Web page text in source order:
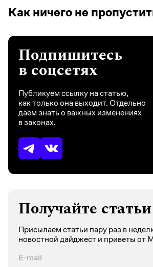
Как ничего не
Подпишитесь
в соцсетях
Публикуем ссылку на статью,
как только она выходит. Отдельно
даём знать о важных изменениях
в законах.
Получайте
Присылаем статьи пару раз в
новостной дайджест и приветы от